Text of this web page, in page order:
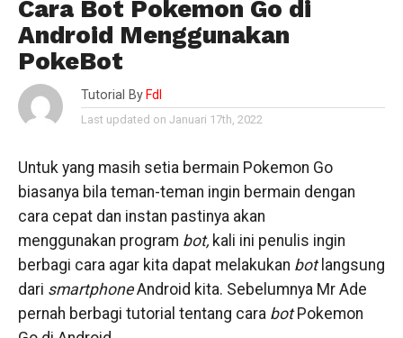
Cara Bot Pokemon Go di
Android Menggunakan
PokeBot
Tutorial By Fdl
Last updated on Januari 17th, 2022
Untuk yang masih setia bermain Pokemon Go
biasanya bila teman-teman ingin bermain dengan
cara cepat dan instan pastinya akan
menggunakan program bot,kali ini penulis ingin
berbagi cara agar kita dapat melakukan botlangsung
dari smartphoneAndroid kita. Sebelumnya Mr Ade
pernah berbagi tutorial tentang cara botPokemon